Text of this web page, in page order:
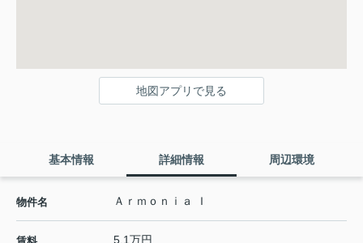
地図アプリで見る
基本情報 詳細情報 周辺環境
物件名 Ａｒｍｏｎｉａ Ｉ
5.1万円